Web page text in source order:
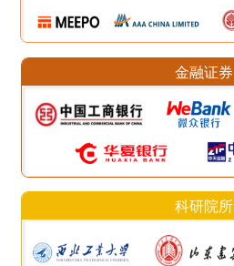
金融证券
科研院所